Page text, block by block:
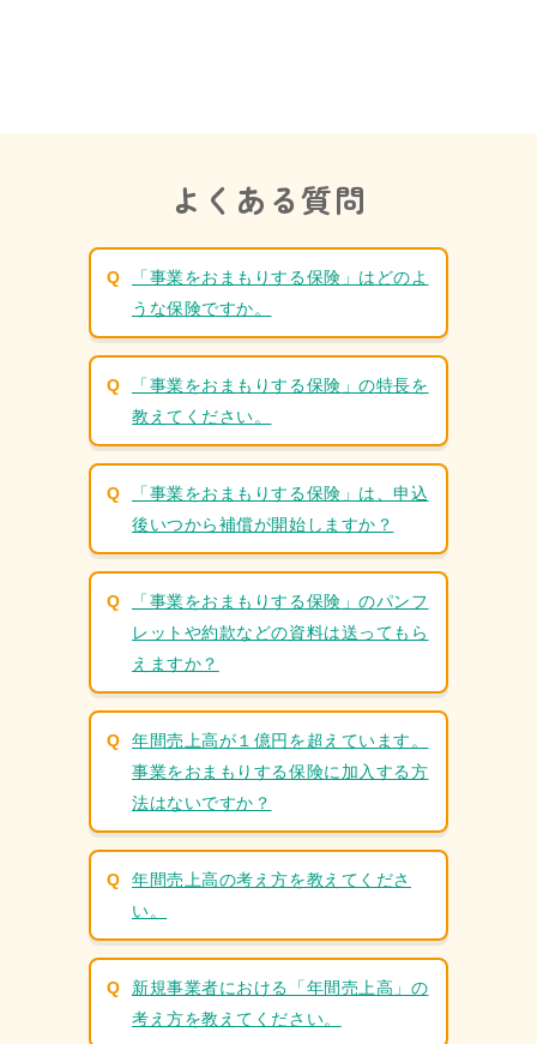
この保険の特⻑
補償内容・サービス
⼩売業
理容・美容業
建設業
その他業種
無料でご利⽤いただける
サービス（全業種共通）
よくある質問
「事業をおまもりする保険」はどのよ
うな保険ですか。
「事業をおまもりする保険」の特長を
教えてください。
「事業をおまもりする保険」は、申込
後いつから補償が開始しますか？
「事業をおまもりする保険」のパンフ
レットや約款などの資料は送ってもら
えますか？
年間売上高が１億円を超えています。
事業をおまもりする保険に加入する方
法はないですか？
年間売上高の考え方を教えてくださ
い。
新規事業者における「年間売上高」の
考え方を教えてください。